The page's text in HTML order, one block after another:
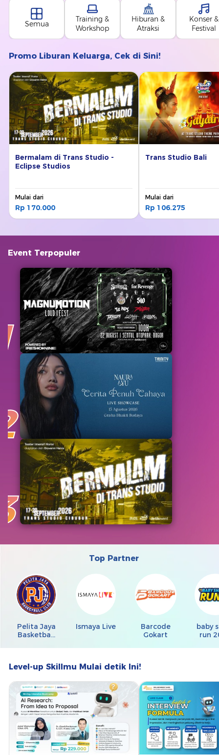
Semua
Training &
Workshop
Hiburan &
Atraksi
Konser &
Festival
Promo Liburan Keluarga, Cek di Sini!
Bermalam di Trans Studio -
Eclipse Studios
Mulai dari
Rp 170.000
Trans Studio Bali
Mulai dari
Rp 106.275
Event Terpopuler
Top Partner
Pelita Jaya
Basketball
Ismaya Live
Barcode
Gokart
baby
run
Level-up Skillmu Mulai detik Ini!